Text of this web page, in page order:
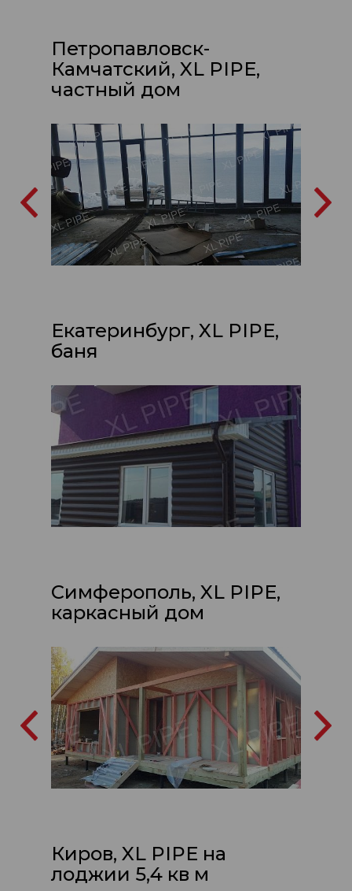
Петропавловск-
Камчатский, XL PIPE,
частный дом
Екатеринбург, XL PIPE,
баня
Симферополь, XL PIPE,
каркасный дом
Киров, XL PIPE на
лоджии 5,4 кв м